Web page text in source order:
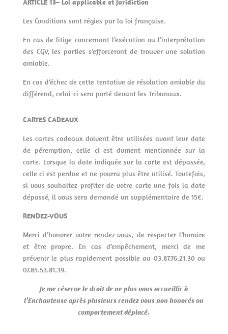
ARTICLE 13– Loi applicable et Juridiction
Les Conditions sont régies par la loi française.
En cas de litige concernant l’exécution ou l’interprétation
des CGV, les parties s’efforceront de trouver une solution
amiable.
En cas d’échec de cette tentative de résolution amiable du
différend, celui-ci sera porté devant les Tribunaux.
CARTES CADEAUX
Les cartes cadeaux doivent être utilisées avant leur date
de péremption, celle ci est dument mentionnée sur la
carte. Lorsque la date indiquée sur la carte est dépassée,
celle ci est perdue et ne pourra plus être utilisé. Toutefois,
si vous souhaitez profiter de votre carte une fois la date
dépassé, il vous sera demandé un supplémentaire de 15€.
RENDEZ-VOUS
Merci d’honorer votre rendez-vous, de respecter l’horaire
et être propre. En cas d’empêchement, merci de me
prévenir le plus rapidement possible au 03.87.76.21.30 ou
07.85.53.81.39.
Je me réserve le droit de ne plus vous accueillir à
l’Enchanteuse après plusieurs rendez vous non honorés ou
comportement déplacé.